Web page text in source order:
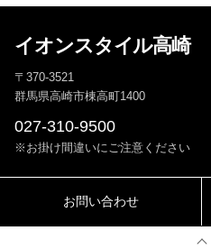
イオンスタイル高崎
〒370-3521
群馬県高崎市棟高町1400
027-310-9500
※お掛け間違いにご注意ください
お問い合わせ